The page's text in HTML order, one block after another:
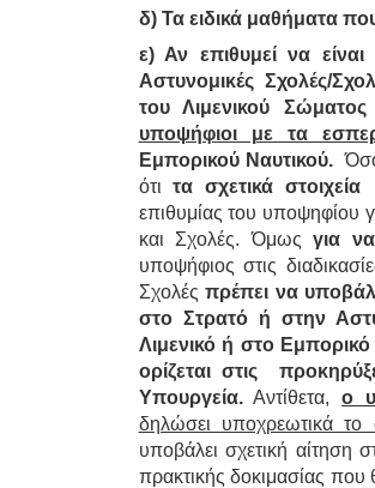
δ) Τα ειδικά μαθήματα
ε) Αν επιθυμεί να είναι
Αστυνομικές Σχολές/
του Λιμενικού
υποψήφιοι με τα
Εμπορικού Ναυτικού.
ότιτα σχετικά
επιθυμίας του υποψηφίου
και Σχολές. Όμωςγια
υποψήφιος στις
Σχολέςπρέπει να
στο Στρατό ή στην
Λιμενικό ή στο
ορίζεται στις
Υπουργεία.Αντίθετα,ο
δηλώσει υποχρεωτικά το
υποβάλει σχετική αίτηση
πρακτικής δοκιμασίας